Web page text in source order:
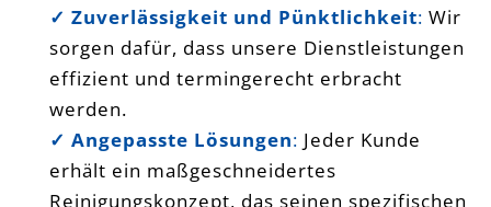
✓ Zuverlässigkeit und Pünktlichkeit: Wir
sorgen dafür, dass unsere Dienstleistungen
effizient und termingerecht erbracht
werden.
✓ Angepasste Lösungen: Jeder Kunde
erhält ein maßgeschneidertes
Reinigungskonzept, das seinen spezifischen